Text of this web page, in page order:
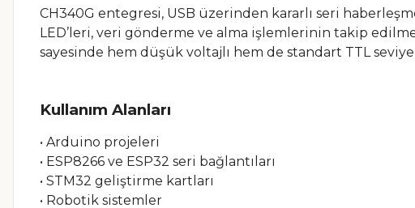
CH340G entegresi, USB üzerinden kararlı seri
LED’leri, veri gönderme ve alma işlemlerinin takip
sayesinde hem düşük voltajlı hem de standart TTL
Kullanım Alanları
• Arduino projeleri
• ESP8266 ve ESP32 seri bağlantıları
• STM32 geliştirme kartları
• Robotik sistemler